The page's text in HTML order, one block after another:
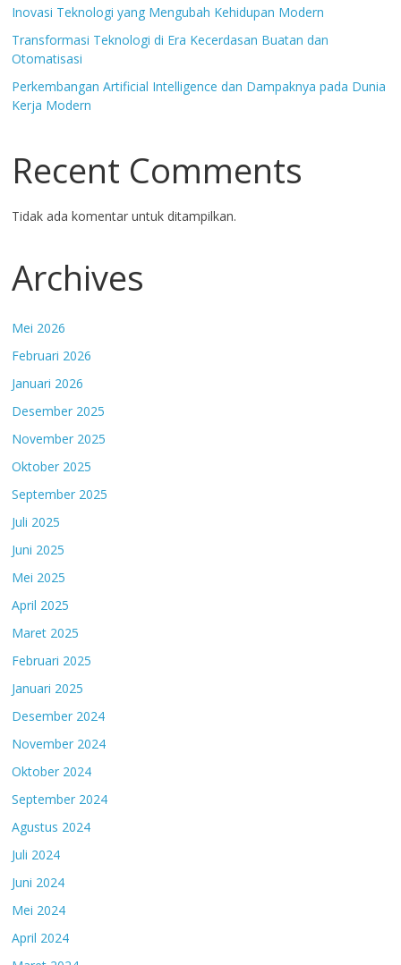
Inovasi Teknologi yang Mengubah Kehidupan Modern
Transformasi Teknologi di Era Kecerdasan Buatan dan
Otomatisasi
Perkembangan Artificial Intelligence dan Dampaknya pada Dunia
Kerja Modern
Recent Comments
Tidak ada komentar untuk ditampilkan.
Archives
Mei 2026
Februari 2026
Januari 2026
Desember 2025
November 2025
Oktober 2025
September 2025
Juli 2025
Juni 2025
Mei 2025
April 2025
Maret 2025
Februari 2025
Januari 2025
Desember 2024
November 2024
Oktober 2024
September 2024
Agustus 2024
Juli 2024
Juni 2024
Mei 2024
April 2024